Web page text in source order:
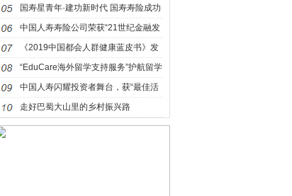
寿保险有限公司辽宁分公司15周年
国寿星青年·建功新时代 国寿寿险成功
举办第一届“国寿青年论坛”
中国人寿寿险公司荣获“21世纪金融发
展优秀案例（2023年）”两项大奖
《2019中国都会人群健康蓝皮书》发
布 沈阳人期待的健康伙伴
“EduCare海外留学支持服务”护航留学
每一步
中国人寿闪耀投资者舞台，获“最佳活
动”殊荣
走好巴蜀大山里的乡村振兴路